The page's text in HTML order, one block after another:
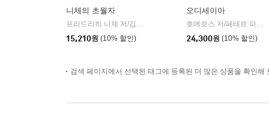
니체의 초월자
프리드리히 니체 저/김철 편역
15,210원 (10% 할인)
오디세이아
호메로스 저/페테르 파울 루벤스 그림/박문재 역
24,300원 (10% 할인)
검색 페이지에서 선택된 태그에 등록된 더 많은 상품을 확인해